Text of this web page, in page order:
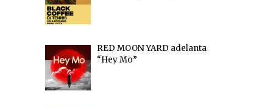
RED MOON YARD adelanta
“Hey Mo”